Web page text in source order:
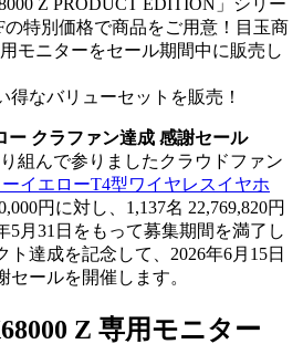
の特別価格で商品をご用意！目玉商
モニターをセール期間中に販売し
得なバリューセットを販売！
ー クラファン達成 感謝セール
組んで参りましたクラウドファン
イエローT4型ワイヤレスイヤホ
円に対し、1,137名 22,769,820円
5月31日をもって募集期間を満了し
ト達成を記念して、2026年6月15日
セールを開催します。
Z 専用モニター